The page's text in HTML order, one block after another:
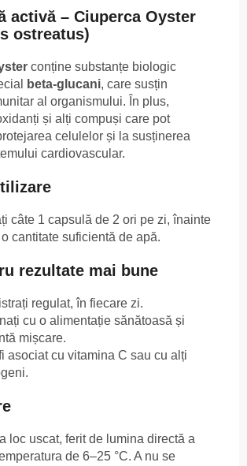
activă – Ciuperca Oyster
ostreatus)
conține substanțe biologic
beta-glucani, care susțin
al organismului. În plus,
și alți compuși care pot
celulelor și la susținerea
cardiovascular.
câte 1 capsulă de 2 ori pe zi, înainte
cantitate suficientă de apă.
rezultate mai bune
regulat, în fiecare zi.
cu o alimentație sănătoasă și
mișcare.
asociat cu vitamina C sau cu alți
loc uscat, ferit de lumina directă a
de 6–25 °C. A nu se